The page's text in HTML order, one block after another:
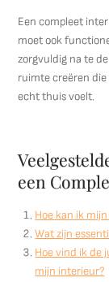
Een compleet
moet ook
zorgvuldig na te
ruimte creëren
echt thuis voelt.
een
Hoe kan ik
Wat zijn
Hoe vind ik de
mijn interieur?